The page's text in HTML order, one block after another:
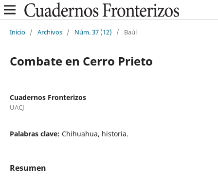
Inicio / Archivos / Núm. 37 (12) / Baúl
Combate en Cerro Prieto
Cuadernos Fronterizos
UACJ
Palabras clave: Chihuahua, historia.
Resumen